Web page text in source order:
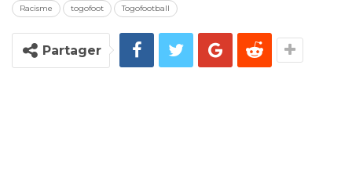
Racisme
togofoot Togofootball
Partager